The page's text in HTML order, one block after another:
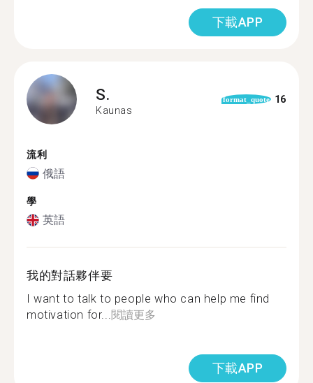
下載APP
S.
Kaunas
format_quote 16
流利
俄語
學
英語
我的對話夥伴要
I want to talk to people who can help me find
motivation for...閱讀更多
下載APP